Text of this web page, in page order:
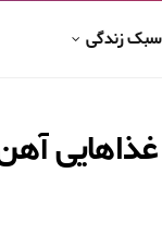
سبک زندگی